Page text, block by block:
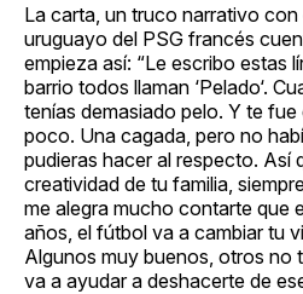
La carta, un truco narrativo con
uruguayo del PSG francés
empieza así: “Le escribo estas
barrio todos llaman ‘Pelado‘.
tenías demasiado pelo. Y te
poco. Una cagada, pero no
pudieras hacer al respecto. Así
creatividad de tu familia,
me alegra mucho contarte que
años, el fútbol va a cambiar tu
Algunos muy buenos, otros no
va a ayudar a deshacerte de